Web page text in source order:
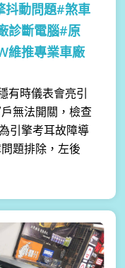
抖動問題#煞車
診斷電腦#原
維推專業車廠
有時儀表會亮引
無法開關，檢查
引擎考耳故障導
題排除，左後